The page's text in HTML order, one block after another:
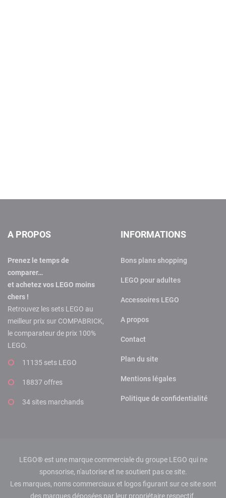
A PROPOS
Prenez le temps de
comparer…
et achetez vos LEGO moins
chers !
Retrouvez les sets LEGO au
meilleur prix sur COMPABRICK,
le comparateur de prix 100%
LEGO.
11135 sets LEGO
18837 offres
34 sites marchands
INFORMATIONS
Bons plans shopping
LEGO pour adultes
Accessoires LEGO
A propos
Contact
Plan du site
Mentions légales
Politique de confidentialité
LEGO® est une marque commerciale du groupe LEGO qui ne
sponsorise, n'autorise et ne soutient pas ce site.
Les marques, noms commerciaux et logos figurant sur ce site sont
des marques déposées par leur propriétaire respectif.